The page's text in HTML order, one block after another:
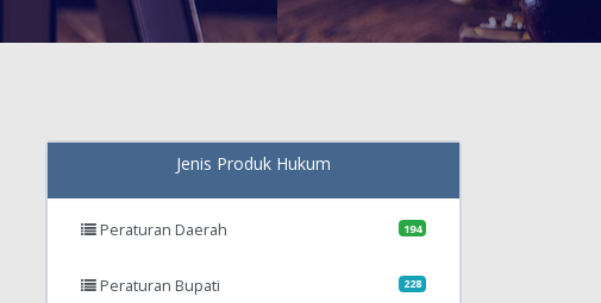
Jenis Produk Hukum
Peraturan Daerah 194
Peraturan Bupati 228